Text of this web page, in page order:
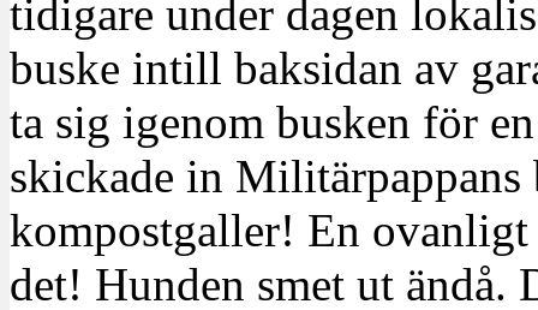
tidigare under dagen
buske intill baksidan av
ta sig igenom busken för
skickade in Militärpappans
kompostgaller! En
det! Hunden smet ut ändå.